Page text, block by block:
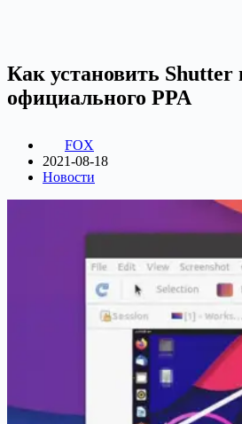
Как установить Shutter
официального PPA
FOX
2021-08-18
Новости